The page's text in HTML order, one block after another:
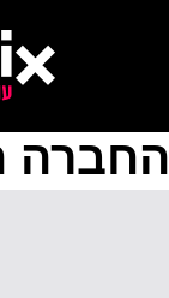
החברה